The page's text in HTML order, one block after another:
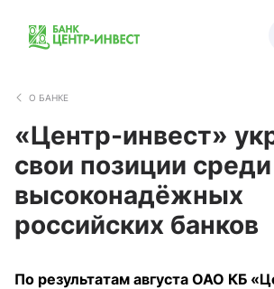
О БАНКЕ
«Центр-инвест»
свои позиции среди
высоконадёжных
российских банков
По результатам августа ОАО КБ